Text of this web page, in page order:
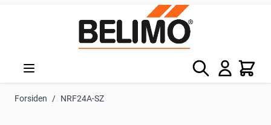
Søg Kurv
Forsiden / NRF24A-SZ